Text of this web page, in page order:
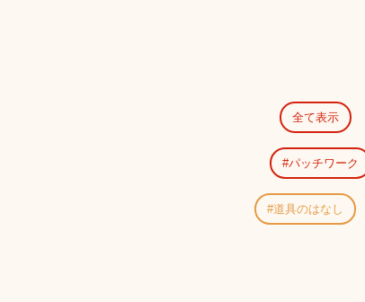
全て表示
パッチワーク
道具のはなし